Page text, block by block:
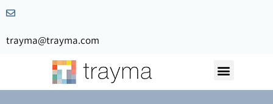
trayma@trayma.com